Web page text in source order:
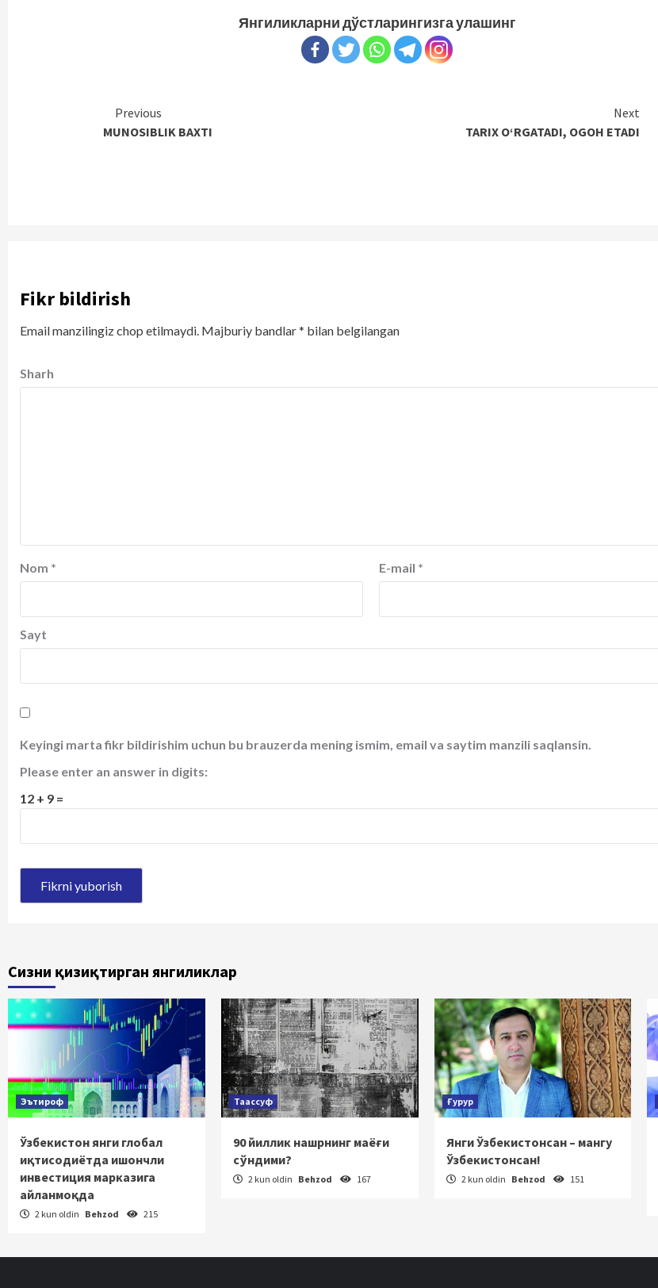
Янгиликларни дўстларингизга улашинг
Continue
Reading
Previous
MUNOSIBLIK BAXTI
Next
TARIX O‘RGATADI, OGOH ETADI
Fikr bildirish
Email manzilingiz chop etilmaydi. Majburiy bandlar* bilan belgilangan
Sharh
Nom * E-mail *
Sayt
Keyingi marta fikr bildirishim uchun bu brauzerda mening ismim, email va saytim manzili saqlansin.
Please enter an answer in digits:
12 + 9 =
Сизни қизиқтирган янгиликлар
Эътироф
Ўзбекистон янги глобал
иқтисодиётда ишончли
инвестиция марказига
айланмоқда
2 kun oldin Behzod 215
Таассуф
90 йиллик нашрнинг маёғи
сўндими?
2 kun oldin Behzod 167
Ғурур
Янги Ўзбекистонсан – мангу
Ўзбекистонсан!
2 kun oldin Behzod 151